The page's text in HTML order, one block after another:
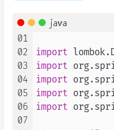
java
01
02
03
04
05
06
07
import
import
import
import
import